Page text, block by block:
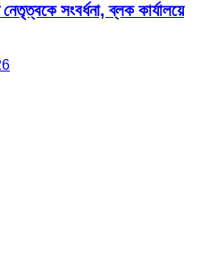
সংবর্ধনা, ব্লক কার্যালয়ে